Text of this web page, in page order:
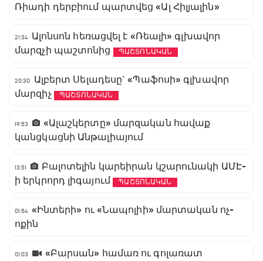
Ռիադի դերբիում պարտվեց «Ալ Հիլյալին»
21:34 Ալոնսոն հեռացվել է «Ռեալի» գլխավոր
մարզչի պաշտոնից
ՊԱՇՏՈՆԱԿԱՆ
20:30
Ալբերտ Սելադեսը` «Պաֆոսի» գլխավոր
մարզիչ
ՊԱՇՏՈՆԱԿԱՆ
19:53
«Ալաշկերտը» մարզական հավաք
կանցկացնի Անթալիայում
13:51
Բալոտելին կարեիրան կշարունակի ԱՄԷ-
ի երկրորդ լիգայում
ՊԱՇՏՈՆԱԿԱՆ
01:54 «Ինտերի» ու «Նապոլիի» մարտական ոչ-
ոքին
01:03 «Բարսան» համառ ու գոլառատ